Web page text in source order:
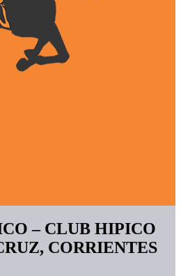
– CLUB HIPICO
CORRIENTES